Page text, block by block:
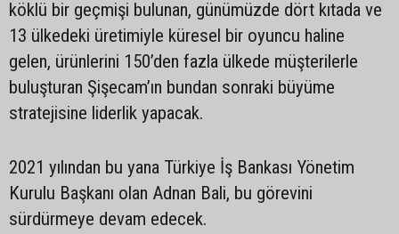
köklü bir geçmişi bulunan, günümüzde dört kıtada ve
13 ülkedeki üretimiyle küresel bir oyuncu haline
gelen, ürünlerini 150’den fazla ülkede müşterilerle
buluşturan Şişecam’ın bundan sonraki büyüme
stratejisine liderlik yapacak.
2021 yılından bu yana Türkiye İş Bankası Yönetim
Kurulu Başkanı olan Adnan Bali, bu görevini
sürdürmeye devam edecek.